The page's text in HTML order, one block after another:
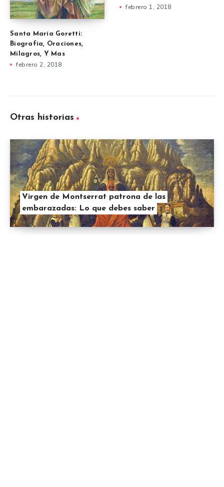
Santa María Goretti:
Biografía, Oraciones,
Milagros, Y Mas
febrero 2, 2018
febrero 1, 2018
Otras historias
Virgen de Montserrat patrona de las
embarazadas: Lo que debes saber